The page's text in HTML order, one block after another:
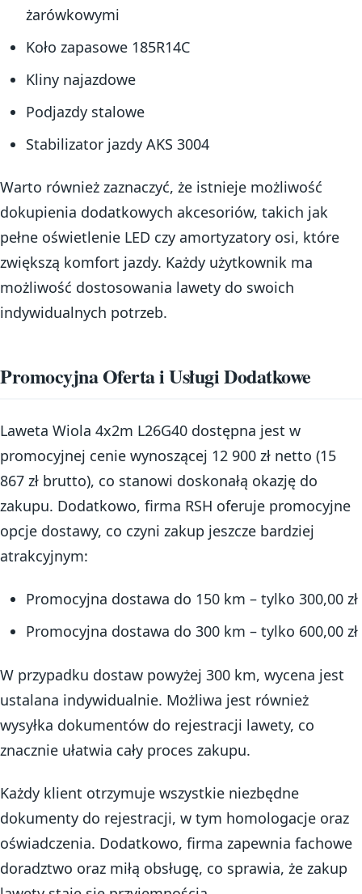
żarówkowymi
Koło zapasowe 185R14C
Kliny najazdowe
Podjazdy stalowe
Stabilizator jazdy AKS 3004
Warto również zaznaczyć, że istnieje możliwość
dokupienia dodatkowych akcesoriów, takich jak
pełne oświetlenie LED czy amortyzatory osi, które
zwiększą komfort jazdy. Każdy użytkownik ma
możliwość dostosowania lawety do swoich
indywidualnych potrzeb.
Promocyjna Oferta i Usługi Dodatkowe
Laweta Wiola 4x2m L26G40 dostępna jest w
promocyjnej cenie wynoszącej 12 900 zł netto (15
867 zł brutto), co stanowi doskonałą okazję do
zakupu. Dodatkowo, firma RSH oferuje promocyjne
opcje dostawy, co czyni zakup jeszcze bardziej
atrakcyjnym:
Promocyjna dostawa do 150 km – tylko 300,00 zł
Promocyjna dostawa do 300 km – tylko 600,00 zł
W przypadku dostaw powyżej 300 km, wycena jest
ustalana indywidualnie. Możliwa jest również
wysyłka dokumentów do rejestracji lawety, co
znacznie ułatwia cały proces zakupu.
Każdy klient otrzymuje wszystkie niezbędne
dokumenty do rejestracji, w tym homologacje oraz
oświadczenia. Dodatkowo, firma zapewnia fachowe
doradztwo oraz miłą obsługę, co sprawia, że zakup